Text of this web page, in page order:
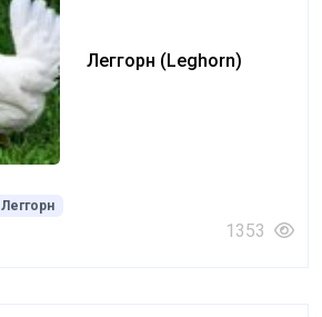
Леггорн (Leghorn)
Леггорн
1353